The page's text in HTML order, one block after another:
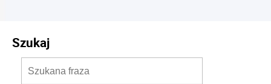
Szukaj